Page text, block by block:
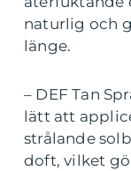
naturlig och
länge.
– DEF Tan
lätt att
strålande
doft, vilket